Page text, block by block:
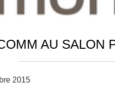
AU SALON
2015